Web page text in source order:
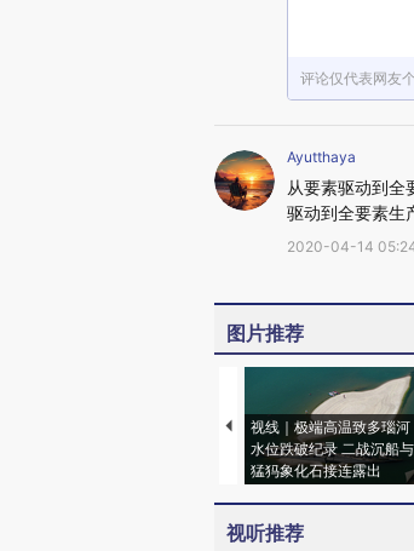
评论仅代表网友
Ayutthaya
从要素驱动到全
驱动到全要素生
2020-04-14 05:24
图片推荐
视线｜极端高温致多瑙河
水位跌破纪录 二战沉船与
猛犸象化石接连露出
视听推荐